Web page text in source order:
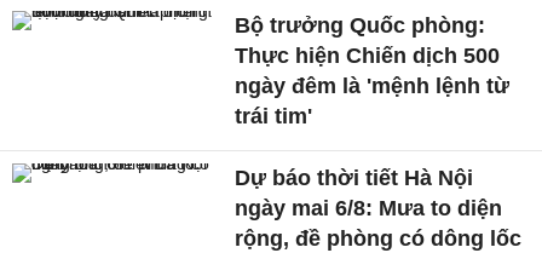
Bộ trưởng Quốc phòng:
Thực hiện Chiến dịch 500
ngày đêm là 'mệnh lệnh từ
trái tim'
Dự báo thời tiết Hà Nội
ngày mai 6/8: Mưa to diện
rộng, đề phòng có dông lốc